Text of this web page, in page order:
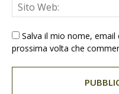
Salva il mio nome,
prossima volta che